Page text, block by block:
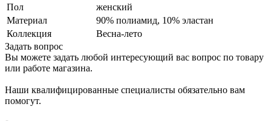
Пол
женский
Материал
90% полиамид, 10% эластан
Коллекция
Весна-лето
Задать вопрос
Вы можете задать любой интересующий вас вопрос по товару
или работе магазина.
Наши квалифицированные специалисты обязательно вам
помогут.